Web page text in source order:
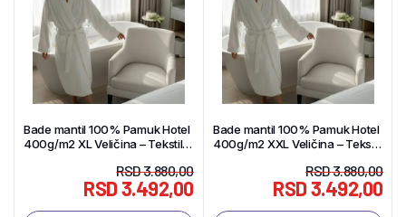
Bade mantil 100% Pamuk Hotel
400g/m2 XL Veličina – Tekstil
RSD3.880,00
RSD3.492,00
Bade mantil 100% Pamuk Hotel
400g/m2 XXL Veličina – Tekstil
RSD3.880,00
RSD3.492,00